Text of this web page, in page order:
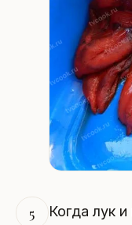
5
Когда лук